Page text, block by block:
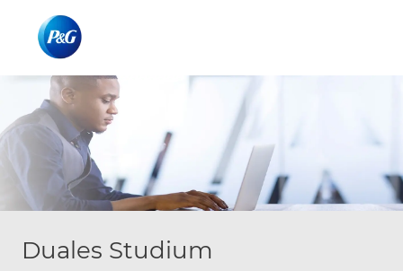
Duales Studium